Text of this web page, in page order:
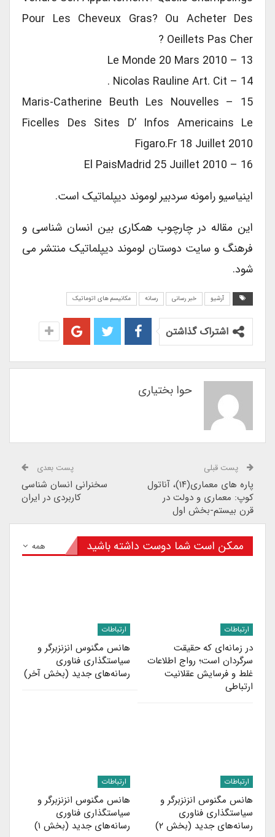
Pour Les Cheveux Gras? Ou Acheter Des
Oeillets Pas Cher ?
13 – Le Monde 20 Mars 2010
14 – Nicolas Rauline Art. Cit .
15 – Maris-Catherine Beuth Les Nouvelles
Ficelles Des Sites D’ Infos Americains Le
Figaro.fr 18 Juillet 2010
16 – El PaisMadrid 25 Juillet 2010
اینیاسیو رامونه سردبیر لوموند دیپلماتیک است.
این مقاله در چارچوب همکاری بین انسان شناسی و
فرهنگ و سایت دوستان لوموند دیپلماتیک منتشر می
شود.
آرشیو خبر رسانی رسانه مکانیسم های اتوماتیک
اشتراک گذاشتن
حوا بختیاری
پست قبلی
پاره های معماری(۱۴)، آناتول
کوپ: معماری و دولت در
قرن بیستم-بخش اول
پست بعدی
سخنرانی انسان شناسی
کاربردی در ایران
همه ممکن است شما دوست داشته باشید
ارتباطات
در زمانه‌ای که حقیقت
سرگردان است؛ رواج اطلاعات
غلط و فرسایش عقلانیت
ارتباطی
ارتباطات
هانس مگنوس انزنزبرگر و
سیاستگذاری فناوری
رسانه‌های جدید (بخش آخر)
ارتباطات
هانس مگنوس انزنزبرگر و
سیاستگذاری فناوری
رسانه‌های جدید (بخش ۲)
ارتباطات
هانس مگنوس انزنزبرگر و
سیاستگذاری فناوری
رسانه‌های جدید (بخش ۱)